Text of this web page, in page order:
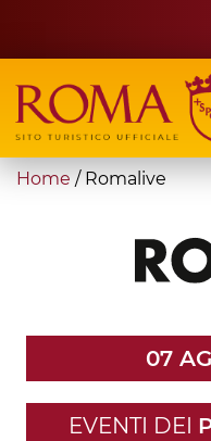
main
content
Search
form
Cerca
You
Home / Romalive
07
EVENTI DEI